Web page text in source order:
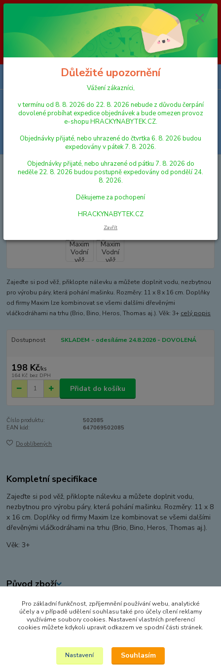
Vážení zákazníci, v termínu od 8. 8. 2026 do 23. 8. 2026 nebude z
důvodu čerpání dovolené probíhat expedice objednávek a bude omezen
provoz e-shopu HRACKYNABYTEK.CZ. Objednávky přijaté, nebo
uhrazené do čtvrtka 6. 8. 2026 budou expedovány v pátek 7. 8. 2026.
Objednávky přijaté, nebo uhrazené od pátku 7. 8. 2026 do neděle 23. 8.
2026 budou postupně expedovány od pondělí 24. 8. 2026. Děkujeme za
pochopení HRACKYNABYTEK.CZ
Menu
Hledat
VLÁČKY A VLÁČKODRÁHY KOLEJE A DOPLŇKY
Maxim Vodní
Maxim Vodní věž
Zajeďte si pod věž, přiklopte nálevku a můžete doplnit vodu, nezbytnou
pro výrobu páry, která pohání mašinku. Rozměry: 11 x 8 x 16 cm. Doplňky
od firmy Maxim lze kombinovat se všemi dalšími dřevěnými
vláčkodráhami na trhu (Brio, Bino, Heros, Thomas aj.). Věk: 3+ celý popis
Dostupnost SKLADEM - odesíláme 24.8.2026 - DOVOLENÁ
198 Kč/ks
164 Kč bez DPH
Přidat do košíku
Číslo produktu:
502085
EAN kód:
647069502085
Do oblíbených
Kompletní specifikace
Zajeďte si pod věž, přiklopte nálevku a můžete doplnit vodu,
nezbytnou pro výrobu páry, která pohání mašinku. Rozměry: 11 x 8
x 16 cm. Doplňky od firmy Maxim lze kombinovat se všemi dalšími
dřevěnými vláčkodráhami na trhu (Brio, Bino, Heros, Thomas aj.).
Věk: 3+
Původ zboží
Zboží zařazeno v kategoriích
VLÁČKY A VLÁČKODRÁHY
Důležité upozornění
Vážení zákazníci,
v termínu od 8. 8. 2026 do 22. 8. 2026 nebude z důvodu čerpání
dovolené probíhat expedice objednávek a bude omezen provoz
e-shopu HRACKYNABYTEK.CZ.
Objednávky přijaté, nebo uhrazené do čtvrtka 6. 8. 2026 budou
expedovány v pátek 7. 8. 2026.
Objednávky přijaté, nebo uhrazené od pátku 7. 8. 2026 do
neděle 22. 8. 2026 budou postupně expedovány od pondělí 24.
8. 2026.
Děkujeme za pochopení
HRACKYNABYTEK.CZ
Zavřít
Pro základní funkčnost, zpříjemnění používání webu, analytické
účely a v případě udělení souhlasu také pro účely cílení reklamy
využíváme soubory cookies. Nastavení vlastních preferencí
cookies můžete kdykoli upravit odkazem ve spodní části stránek.
Nastavení Souhlasím